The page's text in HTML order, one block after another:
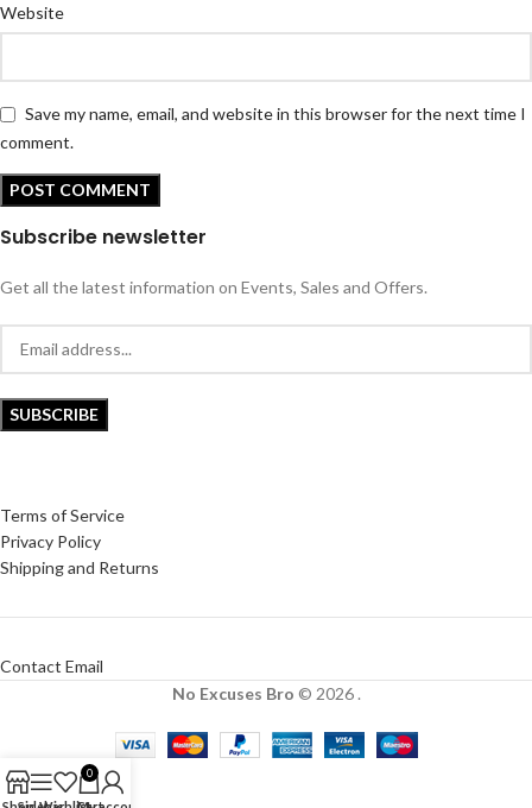
Website
Save my name, email, and website in this browser for the next time I
comment.
Subscribe newsletter
Get all the latest information on Events, Sales and Offers.
Terms of Service
Privacy Policy
Shipping and Returns
Contact Email
No Excuses Bro © 2026 .
0